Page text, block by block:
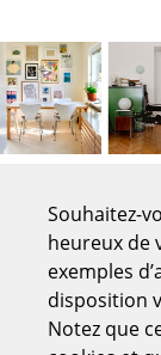
Pièces
... voir tous
Tables
Tables de
Tables
Tables
Bureaux &
Souhaitez-
heureux de
exemples
disposition
Notez que